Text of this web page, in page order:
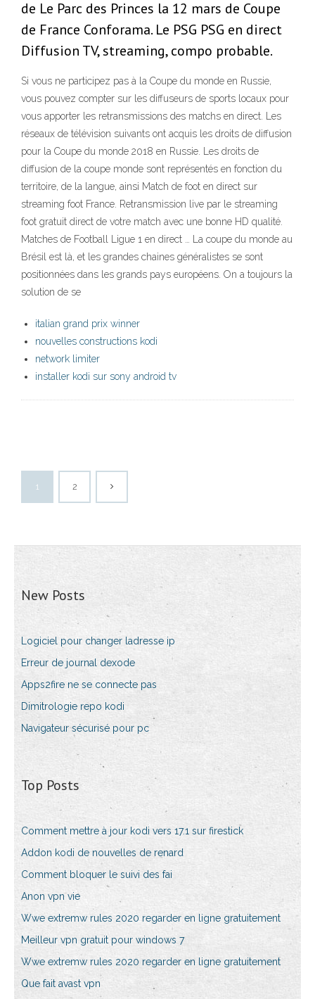
de Le Parc des Princes la 12 mars de Coupe
de France Conforama. Le PSG PSG en direct
Diffusion TV, streaming, compo probable.
Si vous ne participez pas à la Coupe du monde en Russie,
vous pouvez compter sur les diffuseurs de sports locaux pour
vous apporter les retransmissions des matchs en direct. Les
réseaux de télévision suivants ont acquis les droits de diffusion
pour la Coupe du monde 2018 en Russie. Les droits de
diffusion de la coupe monde sont représentés en fonction du
territoire, de la langue, ainsi Match de foot en direct sur
streaming foot France. Retransmission live par le streaming
foot gratuit direct de votre match avec une bonne HD qualité.
Matches de Football Ligue 1 en direct … La coupe du monde au
Brésil est là, et les grandes chaines généralistes se sont
positionnées dans les grands pays européens. On a toujours la
solution de se
italian grand prix winner
nouvelles constructions kodi
network limiter
installer kodi sur sony android tv
1 2
New Posts
Logiciel pour changer ladresse ip
Erreur de journal dexode
Apps2fire ne se connecte pas
Dimitrologie repo kodi
Navigateur sécurisé pour pc
Top Posts
Comment mettre à jour kodi vers 17.1 sur firestick
Addon kodi de nouvelles de renard
Comment bloquer le suivi des fai
Anon vpn vie
Wwe extremw rules 2020 regarder en ligne gratuitement
Meilleur vpn gratuit pour windows 7
Wwe extremw rules 2020 regarder en ligne gratuitement
Que fait avast vpn